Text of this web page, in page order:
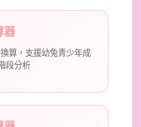
器
算，支援幼兔青少年成
段分析